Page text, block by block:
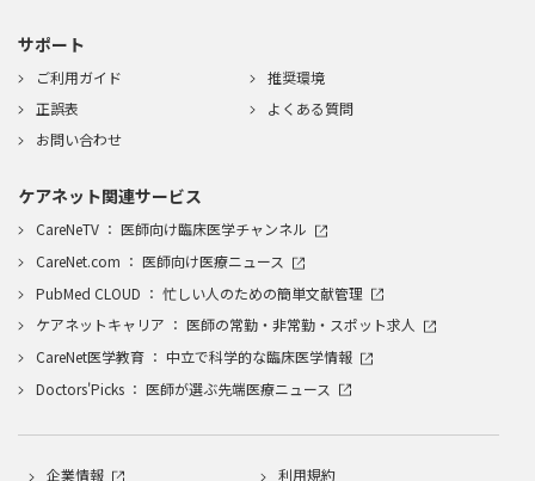
サポート
ご利用ガイド
推奨環境
正誤表
よくある質問
お問い合わせ
ケアネット関連サービス
CareNeTV ： 医師向け臨床医学チャンネル
CareNet.com ： 医師向け医療ニュース
PubMed CLOUD ： 忙しい人のための簡単文献管理
ケアネットキャリア ： 医師の常勤・非常勤・スポット求人
CareNet医学教育 ： 中立で科学的な臨床医学情報
Doctors'Picks ： 医師が選ぶ先端医療ニュース
企業情報 利用規約